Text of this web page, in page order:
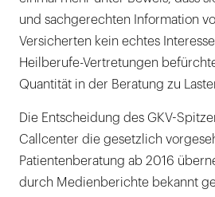
und sachgerechten Information
Versicherten kein echtes
Heilberufe-Vertretungen
Quantität in der Beratung zu
Die Entscheidung des GKV-
Callcenter die gesetzlich
Patientenberatung ab 2016
durch Medienberichte bekannt